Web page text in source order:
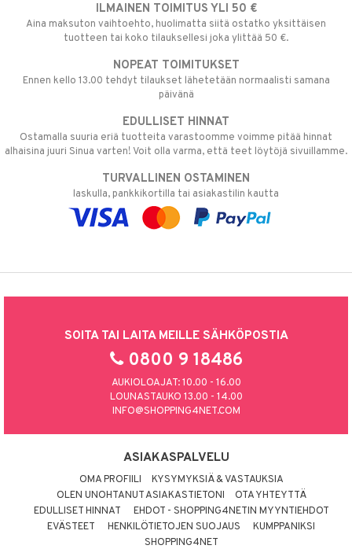
ILMAINEN TOIMITUS YLI 50 €
Aina maksuton vaihtoehto, huolimatta siitä ostatko yksittäisen
tuotteen tai koko tilauksellesi joka ylittää 50 €.
NOPEAT TOIMITUKSET
Ennen kello 13.00 tehdyt tilaukset lähetetään normaalisti samana
päivänä
EDULLISET HINNAT
Ostamalla suuria eriä tuotteita varastoomme voimme pitää hinnat
alhaisina juuri Sinua varten! Voit olla varma, että teet löytöjä sivuillamme.
TURVALLINEN OSTAMINEN
laskulla, pankkikortilla tai asiakastilin kautta
SOITA TAI LAITA MEILLE SÄHKÖPOSTIA
0800 9 18486
AUKIOLOAJAT: 10.00 - 16.00
LOUNASTAUKO 13.00 - 14.00
INFO@SHOPPING4NET.COM
ASIAKASPALVELU
OMA PROFIILI
KYSYMYKSIÄ & VASTAUKSIA
OLEN UNOHTANUT ASIAKASTIETONI
OTA YHTEYTTÄ
EDULLISET HINNAT
EHDOT - SHOPPING4NETIN MYYNTIEHDOT
EVÄSTEET
HENKILÖTIETOJEN SUOJAUS
KUMPPANIKSI
SHOPPING4NET